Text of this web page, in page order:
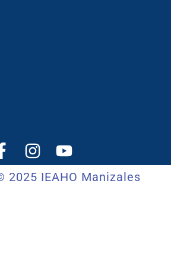
2025 IEAHO Manizales